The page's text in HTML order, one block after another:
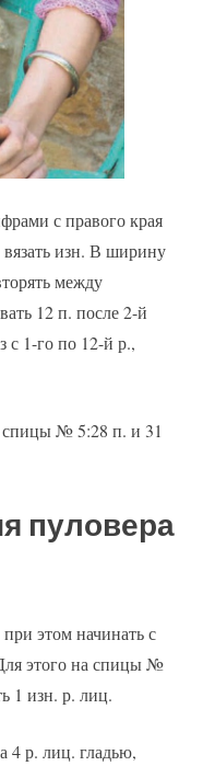
с правого края
изн. В ширину
между
12 п. после 2-й
с 1-го по 12-й р.,
спицы № 5:28 п. и 31
пуловера
этом начинать с
этого на спицы №
1 изн. р. лиц.
4 р. лиц. гладью,